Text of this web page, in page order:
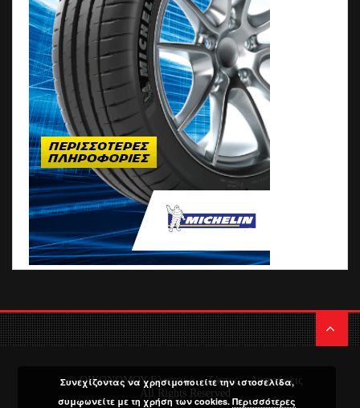
© ΟΙΚΟΝΟΜΟΥ Ελαστικά – Ζάντες – Αναρτήσεις
All Rights Reserved
Συνεχίζοντας να χρησιμοποιείτε την ιστοσελίδα,
συμφωνείτε με τη χρήση των cookies.Περισσότερες